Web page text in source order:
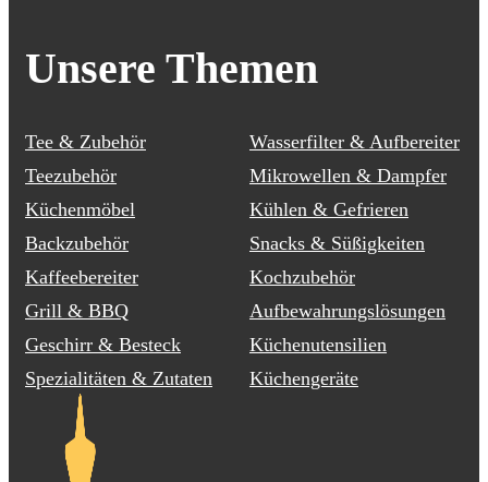
Unsere Themen
Tee & Zubehör
Wasserfilter & Aufbereiter
Teezubehör
Mikrowellen & Dampfer
Küchenmöbel
Kühlen & Gefrieren
Backzubehör
Snacks & Süßigkeiten
Kaffeebereiter
Kochzubehör
Grill & BBQ
Aufbewahrungslösungen
Geschirr & Besteck
Küchenutensilien
Spezialitäten & Zutaten
Küchengeräte